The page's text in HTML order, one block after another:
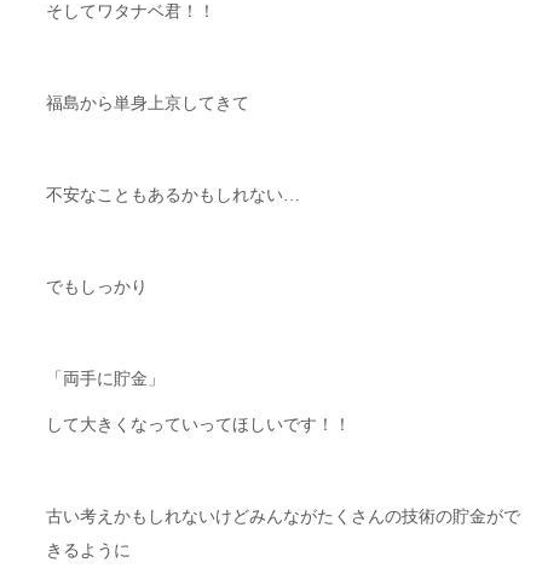
そしてワタナベ君！！
福島から単身上京してきて
不安なこともあるかもしれない…
でもしっかり
「両手に貯金」
して大きくなっていってほしいです！！
古い考えかもしれないけどみんながたくさんの技術の貯金がで
きるように